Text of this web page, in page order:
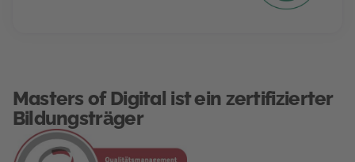
Masters of Digital ist ein zertifizierter
Bildungsträger